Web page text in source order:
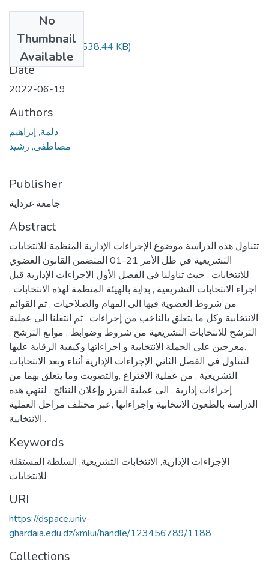
No
Thumbnail
Available
348.01.501.pdf (538.44 KB)
Date
2022-06-19
Authors
دلمة, إبراهيم
مصاطفى, رشيد
Publisher
جامعة غرداية
Abstract
تتناول هذه الدراسة موضوع الإجراءات الإدارية المنظمة للانتخابات
التشريعية في ظل الأمر 21-01 المتضمن القانون العضوي
للانتخابات , حيث تناولنا في الفصل الأول الاجراءات الإدارية قبل
اجراء الانتخابات التشريعية , بداية بالهيئة المنظمة لهذه الانتخابات ,
من شروط العضوية فيها الى المهام والصلاحيات , ثم القوائم
الانتخابية وكل ما يتعلق بالناخب من إجراءات , ثم انتقلنا الى عملية
الترشح للانتخابات التشريعية من شروط وضوابط , موانع الترشح ,
معرجين على الحملة الانتخابية و اجراءاتها وكيفية الرقابة عليها.
لنتناول في الفصل الثاني الإجراءات الإدارية أثناء وبعد الانتخابات
التشريعية , من عملية الاقتراع ,والتصويت وما يتعلق بهما من
إجراءات إدارية , الى عملية الفرز وإعلان النتائج , لننهي هذه
الدراسة بالطعون الانتخابية واجراءاتها ,عبر مختلف مراحل العملية
الانتخابية .
Keywords
الإجراءات الإدارية, الانتخابات التشريعية, السلطة المستقلة
للانتخابات
URI
https://dspace.univ-
ghardaia.edu.dz/xmlui/handle/123456789/1188
Collections